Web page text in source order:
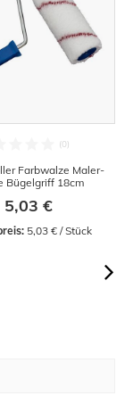
Farbwalze Maler-
Bügelgriff 18cm
5,03 €
5,03 € / Stück